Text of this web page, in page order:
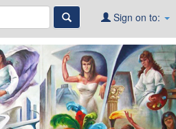
Sign on to: